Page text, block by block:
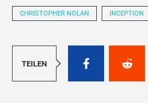
CHRISTOPHER NOLAN INCEPTION
TEILEN